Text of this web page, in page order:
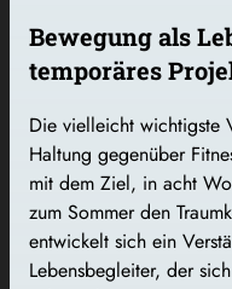
Bewegung als
temporäres
Die vielleicht wichtigste
Haltung gegenüber
mit dem Ziel, in acht
zum Sommer den
entwickelt sich ein
Lebensbegleiter, der